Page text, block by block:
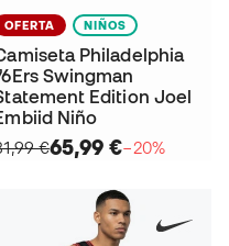
OFERTA NIÑOS
Philadelphia
Swingman
Edition Joel
Niño
€65,99 €−20%